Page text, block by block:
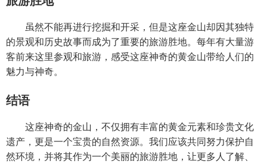
虽然不能再进行挖掘和开采，但是这座金山却因其独特
的景观和历史故事而成为了重要的旅游胜地。每年有大量游
客前来这里参观和旅游，感受这座神奇的黄金山带给人们的
魅力与神奇。
结语
这座神奇的金山，不仅拥有丰富的黄金元素和珍贵文化
遗产，更是一个宝贵的自然资源。我们应该共同努力保护自
然环境，并将其作为一个美丽的旅游胜地，让更多人了解、